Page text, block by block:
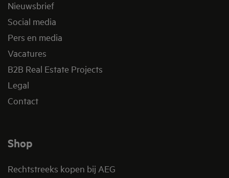
Nieuwsbrief
Social media
Pers en media
Vacatures
B2B Real Estate Projects
Legal
Contact
Shop
Rechtstreeks kopen bij AEG